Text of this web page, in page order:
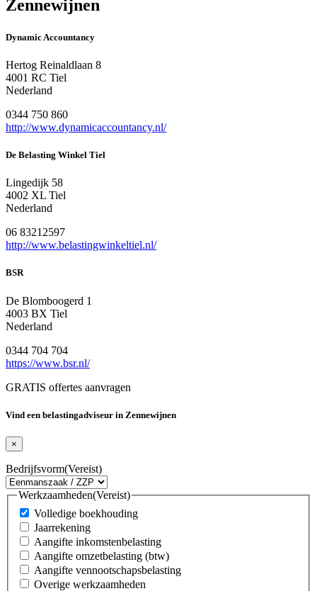
Zennewijnen
Dynamic Accountancy
Hertog Reinaldlaan 8
4001 RC Tiel
Nederland
0344 750 860
http://www.dynamicaccountancy.nl/
De Belasting Winkel Tiel
Lingedijk 58
4002 XL Tiel
Nederland
06 83212597
http://www.belastingwinkeltiel.nl/
BSR
De Blomboogerd 1
4003 BX Tiel
Nederland
0344 704 704
https://www.bsr.nl/
GRATIS offertes aanvragen
Vind een belastingadviseur in Zennewijnen
×
Bedrijfsvorm(Vereist)
Werkzaamheden(Vereist)
Volledige boekhouding
Jaarrekening
Aangifte inkomstenbelasting
Aangifte omzetbelasting (btw)
Aangifte vennootschapsbelasting
Overige werkzaamheden